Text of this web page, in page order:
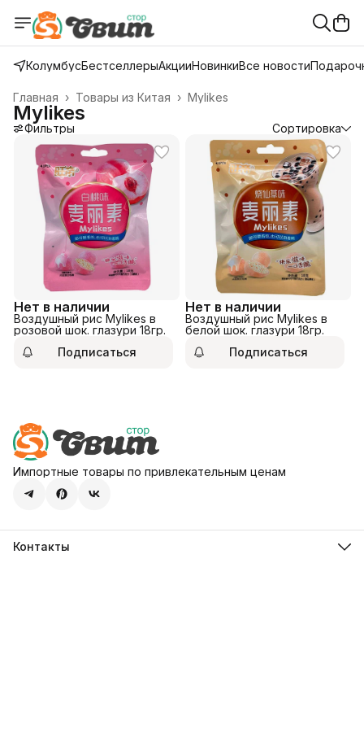
КолумбусБестселлерыАкцииНовинкиВсе новости
Mylikes
Товары из Китая ›
Главная ›
Mylikes
Фильтры Сортировка
Нет в наличии
Воздушный рис Mylikes в
розовой шок. глазури 18гр.
Подписаться
Нет в наличии
Воздушный рис Mylikes в
белой шок. глазури 18гр.
Подписаться
Импортные товары по привлекательным ценам
Контакты